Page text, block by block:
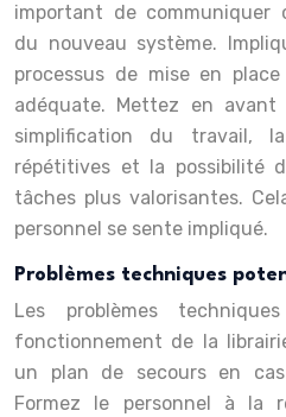
important de communiquer
du nouveau système.
processus de mise en
adéquate. Mettez en avant
simplification du travail,
répétitives et la possibilité
tâches plus valorisantes.
personnel se sente impliqué.
Problèmes techniques
Les problèmes
fonctionnement de la
un plan de secours en
Formez le personnel à la